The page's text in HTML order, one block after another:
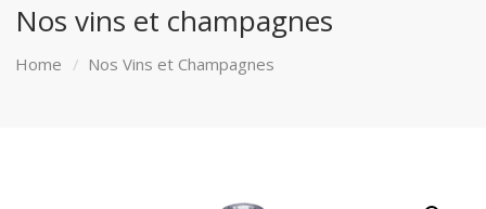
Nos vins et champagnes
Home Nos Vins et Champagnes